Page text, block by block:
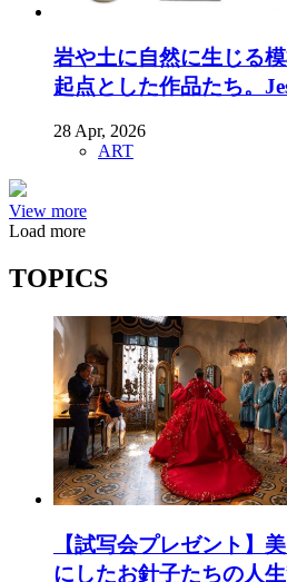
岩や土に自然に生じる
起点とした作品たち。
28 Apr, 2026
ART
View more
Load more
TOPICS
【試写会プレゼント】
にしたお針子たちの人